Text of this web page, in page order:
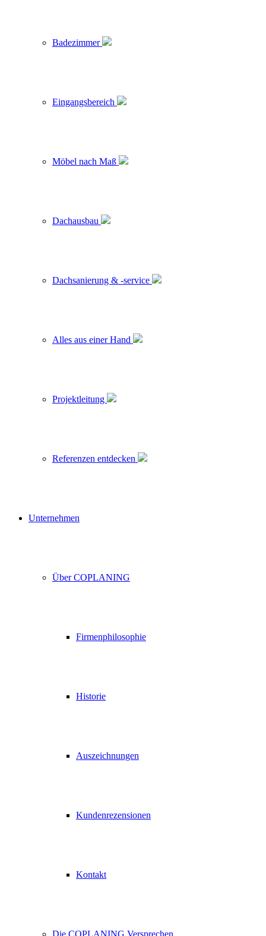
Badezimmer
Eingangsbereich
Möbel nach Maß
Dachausbau
Dachsanierung & -service
Alles aus einer Hand
Projektleitung
Referenzen entdecken
Unternehmen
Über COPLANING
Firmenphilosophie
Historie
Auszeichnungen
Kundenrezensionen
Kontakt
Die COPLANING Versprechen